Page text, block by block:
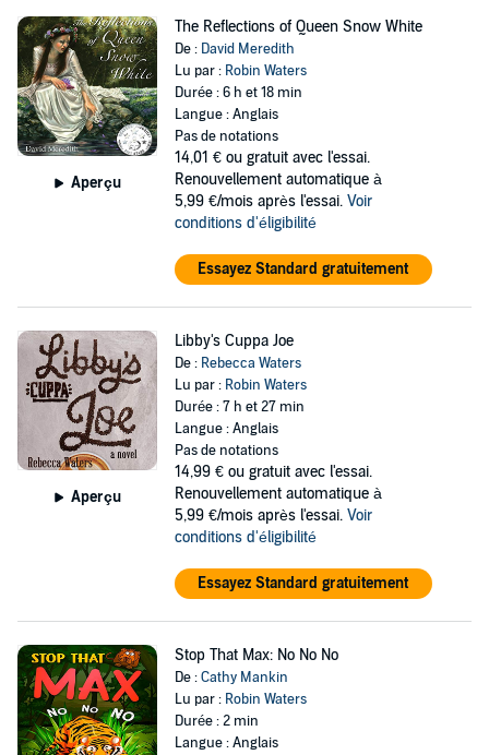
Aperçu
The Reflections of Queen Snow White
De : David Meredith
Lu par : Robin Waters
Durée : 6 h et 18 min
Langue : Anglais
Pas de notations
14,01 € ou gratuit avec l'essai.
Renouvellement automatique à
5,99 €/mois après l'essai. Voir
conditions d'éligibilité
Essayez Standard gratuitement
Aperçu
Libby's Cuppa Joe
De : Rebecca Waters
Lu par : Robin Waters
Durée : 7 h et 27 min
Langue : Anglais
Pas de notations
14,99 € ou gratuit avec l'essai.
Renouvellement automatique à
5,99 €/mois après l'essai. Voir
conditions d'éligibilité
Essayez Standard gratuitement
Stop That Max: No No No
De :Cathy Mankin
Lu par : Robin Waters
Durée : 2 min
Langue : Anglais